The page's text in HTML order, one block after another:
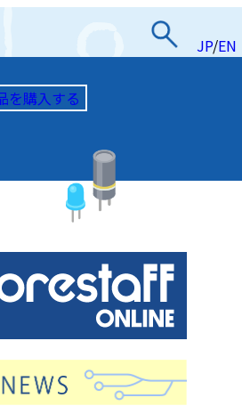
JP/EN
を購入する